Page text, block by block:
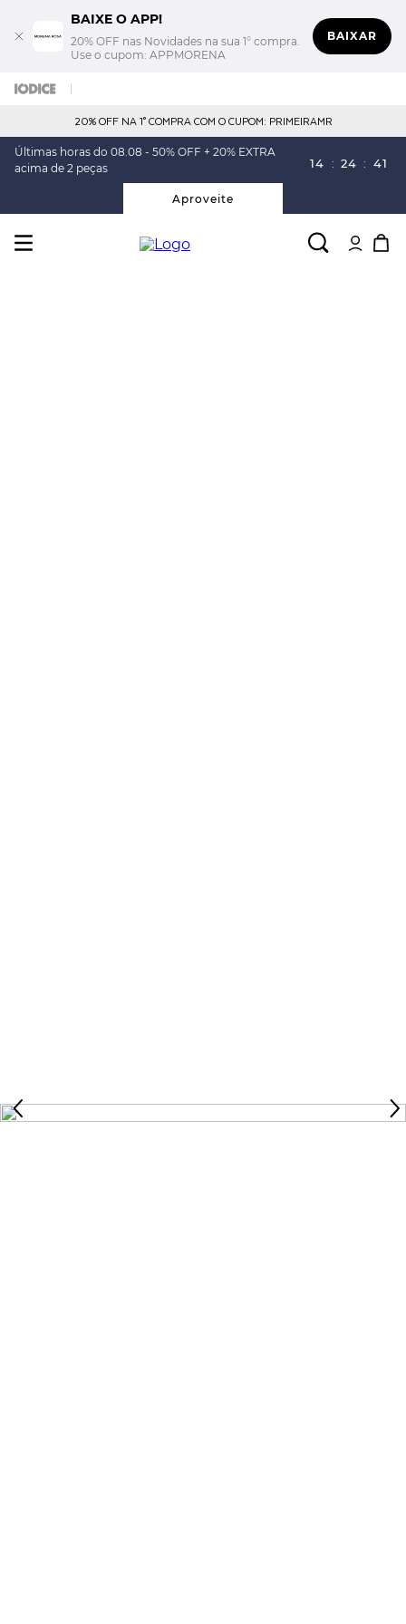
BAIXE O APP!
20% OFF nas Novidades na sua 1° compra.
Use o cupom: APPMORENA
BAIXAR
20% OFF NA 1° COMPRA COM O CUPOM: PRIMEIRAMR
Últimas horas do 08.08 - 50% OFF + 20% EXTRA
acima de 2 peças
14 : 24 : 41
Aproveite